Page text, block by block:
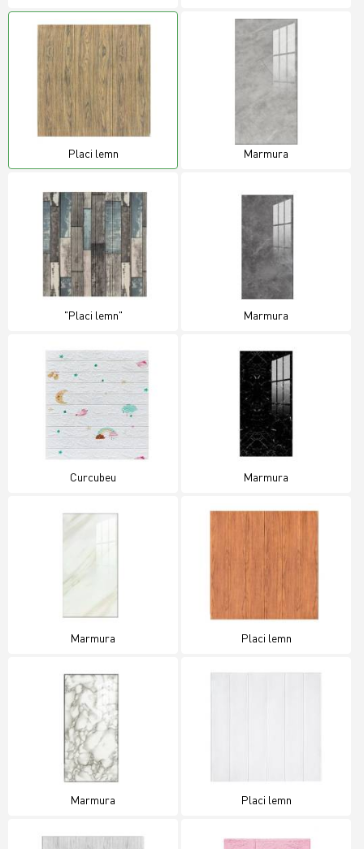
Placi lemn Marmura
"Placi lemn" Marmura
Curcubeu Marmura
Marmura Placi lemn
Marmura Placi lemn